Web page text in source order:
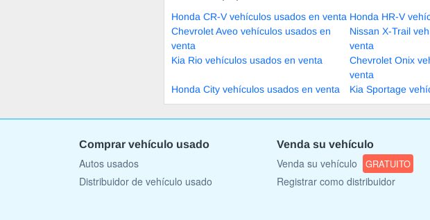
Honda CR-V vehículos usados en venta Honda HR-V
Chevrolet Aveo vehículos usados en
venta
Nissan X-Trail
venta
Kia Rio vehículos usados en venta
Chevrolet Onix
venta
Honda City vehículos usados en venta
Kia Sportage
Comprar vehículo usado
Autos usados
Distribuidor de vehículo usado
Venda su vehículo
Venda su vehículo GRATUITO
Registrar como distribuidor